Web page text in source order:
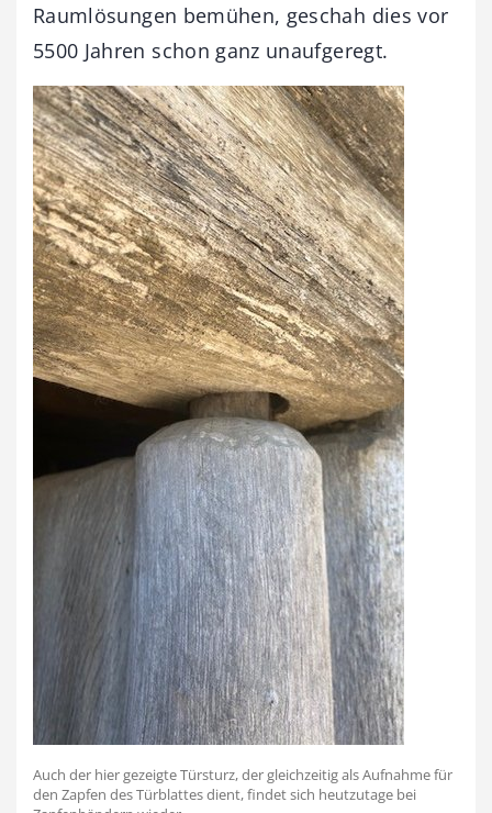
Raumlösungen bemühen, geschah dies vor
5500 Jahren schon ganz unaufgeregt.
Auch der hier gezeigte Türsturz, der gleichzeitig als Aufnahme für
den Zapfen des Türblattes dient, findet sich heutzutage bei